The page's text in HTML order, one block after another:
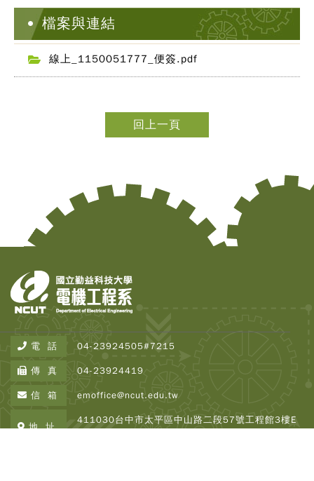
檔案與連結
線上_1150051777_便簽.pdf
回上一頁
電 話 04-23924505#7215
傳 真 04-23924419
信 箱 emoffice@ncut.edu.tw
地 址
411030台中市太平區中山路二段57號工程館3樓E